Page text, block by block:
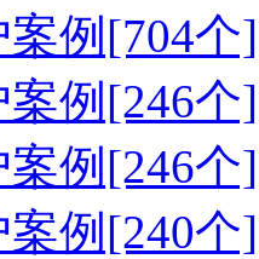
例[704个]
例[246个]
例[246个]
例[240个]